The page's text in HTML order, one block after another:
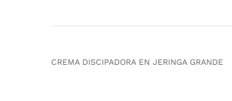
CREMA DISCIPADORA EN JERINGA GRANDE